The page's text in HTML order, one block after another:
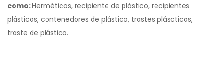
como:Herméticos, recipiente de plástico, recipientes
plásticos, contenedores de plástico, trastes pláscticos,
traste de plástico.